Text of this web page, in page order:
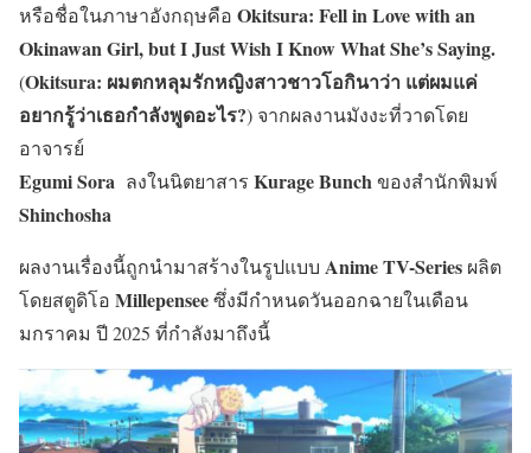
หรือชื่อในภาษาอังกฤษคือ Okitsura: Fell in Love with an
Okinawan Girl, but I Just Wish I Know What She’s Saying.
(Okitsura: ผมตกหลุมรักหญิงสาวชาวโอกินาว่า แต่ผมแค่
อยากรู้ว่าเธอกำลังพูดอะไร?) จากผลงานมังงะที่วาดโดย
อาจารย์
Egumi Sora ลงในนิตยาสาร Kurage Bunchของสำนักพิมพ์
Shinchosha
ผลงานเรื่องนี้ถูกนำมาสร้างในรูปแบบ Anime TV-Series ผลิต
โดยสตูดิโอ Millepenseeซึ่งมีกำหนดวันออกฉายในเดือน
มกราคม ปี 2025 ที่กำลังมาถึงนี้